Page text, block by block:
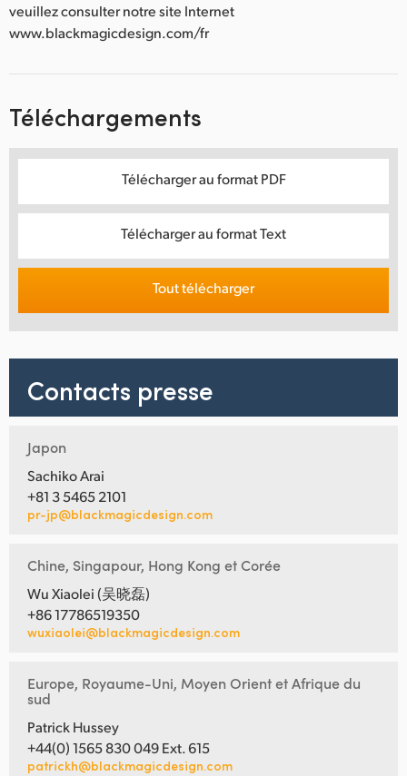
veuillez consulter notre site Internet
www.blackmagicdesign.com/fr
Téléchargements
Télécharger au format PDF
Télécharger au format Text
Tout télécharger
Contacts presse
Japon
Sachiko Arai
+81 3 5465 2101
pr-jp@blackmagicdesign.com
Chine, Singapour, Hong Kong et Corée
Wu Xiaolei (吴晓磊)
+86 17786519350
wuxiaolei@blackmagicdesign.com
Europe, Royaume-Uni, Moyen Orient et Afrique du
sud
Patrick Hussey
+44(0) 1565 830 049 Ext. 615
patrickh@blackmagicdesign.com